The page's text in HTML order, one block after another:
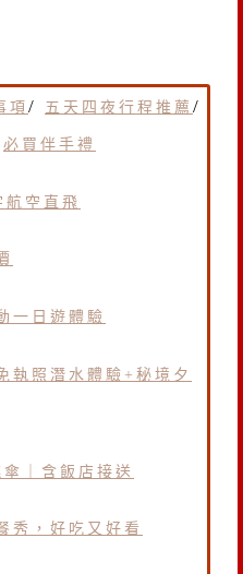
項 / 五天四夜行程推薦 /
必買伴手禮
航空直飛
一日遊體驗
執照潛水體驗+秘境夕
｜含飯店接送
秀，好吃又好看